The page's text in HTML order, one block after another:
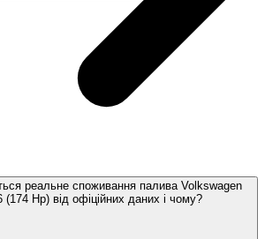
реальне споживання палива Volkswagen
Hp) від офіційних даних і чому?